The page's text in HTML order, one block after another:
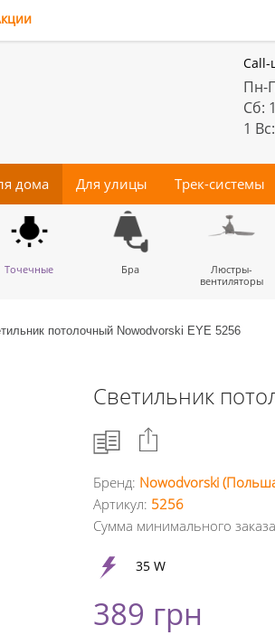
Call-
Пн-
Сб:
1
дома
Точечные Бра
Люстры-
вентиляторы
Для улицы
Тротуарные Прожектора
Трек-системы
Магнитные
Комплектующие
для трек-систем
потолочный Nowodvorski EYE 5256
Светильник
Facebook
+
Twitter
Бренд: Nowodvorski
Артикул: 5256
Сумма минимального
35 W
389 грн